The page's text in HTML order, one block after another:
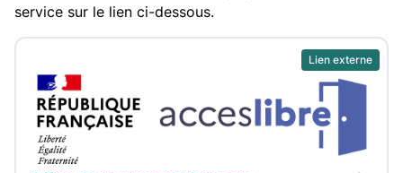
service sur le lien ci-dessous.
Lien externe